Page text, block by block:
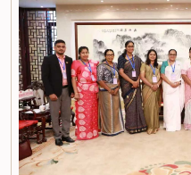
குற்றச்சாட்டுகளின் பேரில் இரு
சிறப்புரிமைகள் பற்றிய குழுவின்
தமது நடத்தைக்காக மனப்பூர்வமான
அதிகாரிகள் தமது செயல்களின் தீவிரத்தை
குழுக்களின் அதிகாரம், கௌரவம் மற்றும்
முக்கியத்துவத்தைப் புரிந்துள்ளமையை
ஒழுக்கநெறிகள் மற்றும் சிறப்புரிமைகள் பற்றிய
குழுவின் தவிசாளருடன் இணைந்து அவர்களது
குழுக்களின் முன்னிலையில் ஆஜராகும்
கடைப்பிடிக்க வேண்டும், நாடாளுமன்ற
நேரங்களிலும் நாடாளுமன்றத்தின் கண்ணியம்